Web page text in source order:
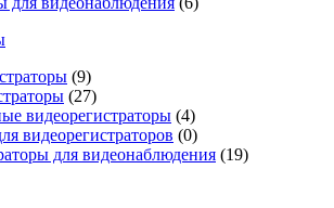
(9)
(27)
видеорегистраторы (4)
видеорегистраторов (0)
для видеонаблюдения (19)